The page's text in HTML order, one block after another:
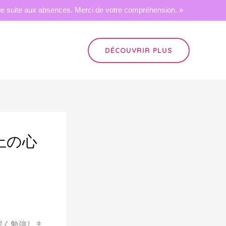
suite aux absences. Merci de votre compréhension. »
DÉCOUVRIR PLUS
の心